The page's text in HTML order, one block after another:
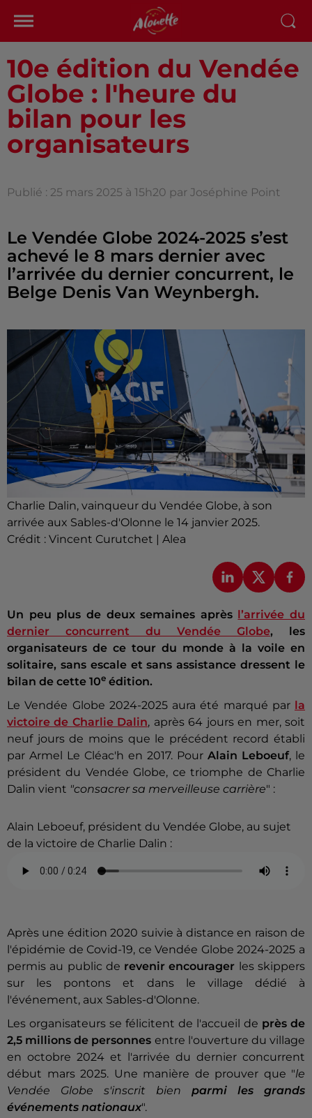
10e édition du Vendée
Globe : l'heure du
bilan pour les
organisateurs
Publié : 25 mars 2025 à 15h20 par Joséphine Point
Le Vendée Globe 2024-2025 s’est
achevé le 8 mars dernier avec
l’arrivée du dernier concurrent, le
Belge Denis Van Weynbergh.
Charlie Dalin, vainqueur du Vendée Globe, à son
arrivée aux Sables-d'Olonne le 14 janvier 2025.
Crédit : Vincent Curutchet | Alea
Un peu plus de deux semaines après
l’arrivée du
dernier concurrent du Vendée Globe, l es
organisateurs de ce tour du monde à la voile en
solitaire, sans escale et sans assistance dressent le
bilan de cette 10e édition.
Le Vendée Globe 2024-2025 aura été marqué par la
victoire de Charlie Dalin, après 64 jours en mer, soit
neuf jours de moins que le précédent record établi
par Armel Le Cléac'h en 2017. Pour Alain Leboeuf, le
président du Vendée Globe, ce triomphe de Charlie
Dalin vient "consacrer sa merveilleuse carrière" :
Alain Leboeuf, président du Vendée Globe, au sujet
de la victoire de Charlie Dalin :
Après une édition 2020 suivie à distance en raison de
l'épidémie de Covid-19, ce Vendée Globe 2024-2025 a
permis au public de revenir encourager les skippers
sur les pontons et dans le village dédié à
l'événement, aux Sables-d'Olonne.
Les organisateurs se félicitent de l'accueil de près de
2,5 millions de personnes entre l'ouverture du village
en octobre 2024 et l'arrivée du dernier concurrent
début mars 2025. Une manière de prouver que "le
Vendée Globe s'inscrit bien parmi les grands
événements nationaux".